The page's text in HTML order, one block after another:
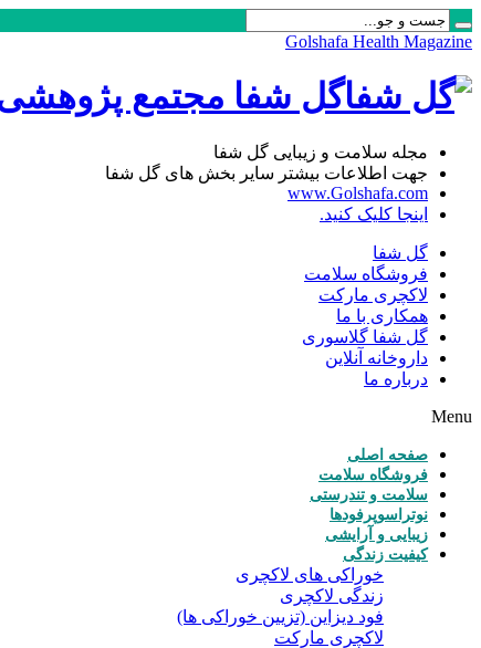
Golshafa Health Magazine
گل شفا مجتمع پژوهشی
مجله سلامت و زیبایی گل شفا
جهت اطلاعات بیشتر سایر بخش های گل شفا
www.Golshafa.com
اینجا کلیک کنید.
گل شفا
فروشگاه سلامت
لاکچری مارکت
همکاری با ما
گل شفا گلاسوری
داروخانه آنلاین
درباره ما
Menu
صفحه اصلی
فروشگاه سلامت
سلامت و تندرستی
نوتراسوپرفودها
زیبایی و آرایشی
کیفیت زندگی
خوراکی های لاکچری
زندگی لاکچری
فود دیزاین (تزیین خوراکی ها)
لاکچری مارکت